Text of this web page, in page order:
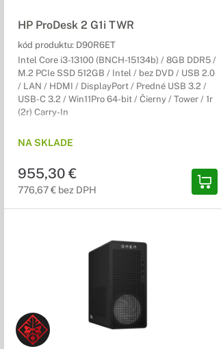
HP ProDesk 2 G1i TWR
kód produktu: D90R6ET
Intel Core i3-13100 (BNCH-15134b) / 8GB DDR5 /
M.2 PCIe SSD 512GB / Intel / bez DVD / USB 2.0
/ LAN / HDMI / DisplayPort / Predné USB 3.2 /
USB-C 3.2 / Win11Pro 64-bit / Čierny / Tower / 1r
(2r) Carry-In
NA SKLADE
955,30 €
776,67 € bez DPH